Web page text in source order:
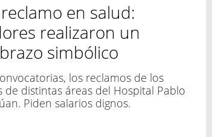
en salud:
realizaron un
simbólico
los reclamos de los
de distintas áreas del Hospital Pablo
Piden salarios dignos.